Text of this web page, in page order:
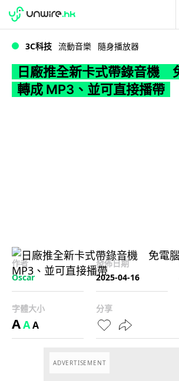
WWDC 2026
3C科技 流動音樂 隨身播放器
日廠推全新卡式帶錄音機
轉成 MP3、並可直接播帶
作者
Oscar
發佈日期
2025-04-16
字體大小
AAA
分享
ADVERTISEMENT